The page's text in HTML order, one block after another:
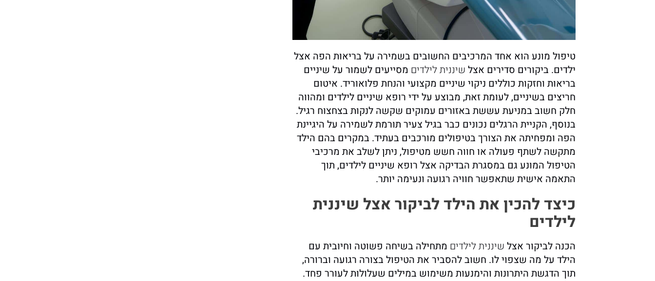
טיפול מונע הוא אחד המרכיבים החשובים בשמירה על בריאות הפה אצל
ילדים. ביקורים סדירים אצל שיננית לילדים מסייעים לשמור על שיניים
בריאות וחזקות כוללים ניקוי שיניים מקצועי והנחת פלואוריד. איטום
חריצים בשיניים, לעומת זאת, מבוצע על ידי רופא שיניים לילדים ומהווה
חלק חשוב במניעת עששת באזורים עמוקים שקשה לנקות בצחצוח רגיל.
בנוסף, הקניית הרגלים נכונים כבר בגיל צעיר תורמת לשמירה על היגיינת
הפה ומפחיתה את הצורך בטיפולים מורכבים בעתיד. במקרים בהם הילד
מתקשה לשתף פעולה או חווה חשש מטיפול, ניתן לשלב את מרכיבי
הטיפול המונע גם במסגרת הבדיקה אצל רופא שיניים לילדים, תוך
התאמה אישית שתאפשר חוויה רגועה ונעימה יותר.
כיצד להכין את הילד לביקור אצל שיננית
לילדים
הכנה לביקור אצל שיננית לילדים מתחילה בשיחה פשוטה וחיובית עם
הילד על מה שצפוי לו. חשוב להסביר את הטיפול בצורה רגועה וברורה,
תוך הדגשת היתרונות והימנעות משימוש במילים שעלולות לעורר פחד.